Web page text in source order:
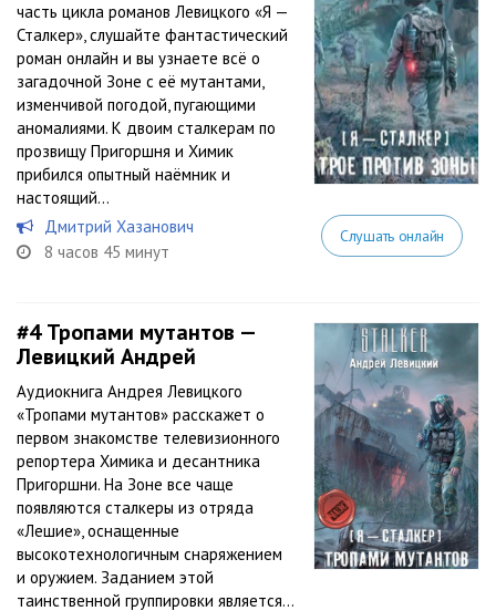
часть цикла романов Левицкого «Я —
Сталкер», слушайте фантастический
роман онлайн и вы узнаете всё о
загадочной Зоне с её мутантами,
изменчивой погодой, пугающими
аномалиями. К двоим сталкерам по
прозвищу Пригоршня и Химик
прибился опытный наёмник и
настоящий...
Дмитрий Хазанович
8 часов 45 минут
Слушать онлайн
#4Тропами мутантов —
Левицкий Андрей
Аудиокнига Андрея Левицкого
«Тропами мутантов» расскажет о
первом знакомстве телевизионного
репортера Химика и десантника
Пригоршни. На Зоне все чаще
появляются сталкеры из отряда
«Лешие», оснащенные
высокотехнологичным снаряжением
и оружием. Заданием этой
таинственной группировки является...